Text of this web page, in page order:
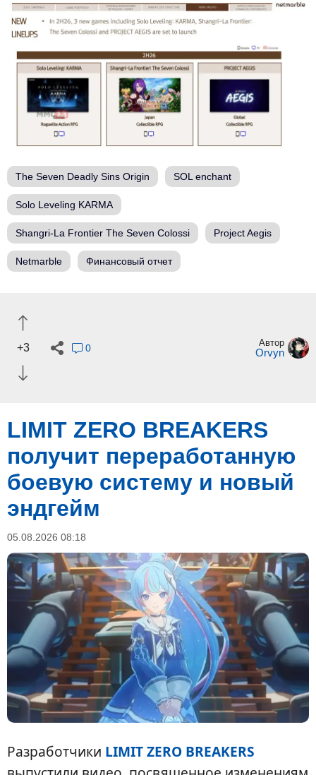
The Seven Deadly Sins Origin SOL enchant
Solo Leveling KARMA
Shangri-La Frontier The Seven Colossi Project Aegis
Netmarble Финансовый отчет
+3 0 Автор
Orvyn
LIMIT ZERO BREAKERS
получит переработанную
боевую систему и новый
эндгейм
05.08.2026 08:18
Разработчики LIMIT ZERO BREAKERS